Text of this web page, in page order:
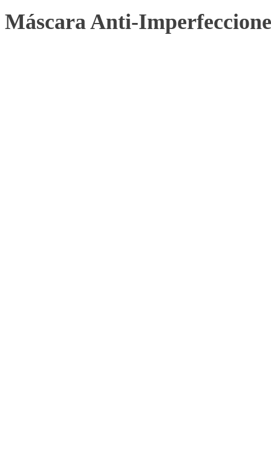
Máscara Anti-